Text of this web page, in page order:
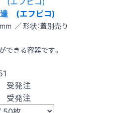
(エフピコ)
／ 形状：蓋別売り
できる容器です。
受発注
受発注